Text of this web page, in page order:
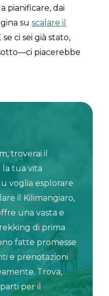
pianificare, dai
su scalare il
se ci sei già stato,
piacerebbe
troverai il
tua vita
voglia esplorare
il Kilimangiaro,
una vasta e
di prima
fatte promesse
e prenotazioni
Trova,
per il